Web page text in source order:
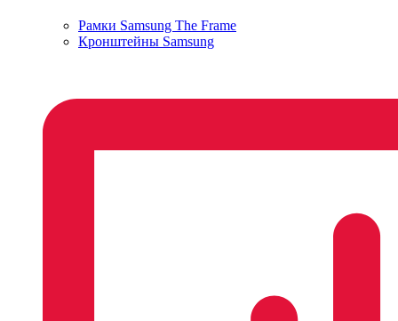
Рамки Samsung The Frame
Кронштейны Samsung